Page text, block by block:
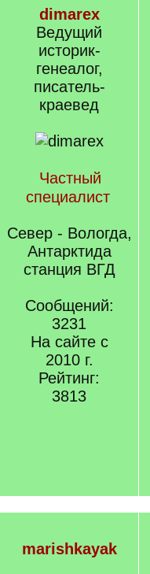
dimarex
Ведущий
историк-
генеалог,
писатель-
краевед
Частный
специалист
Север - Вологда,
Антарктида
станция ВГД
Сообщений:
3231
На сайте с
2010 г.
Рейтинг:
3813
marishkayak